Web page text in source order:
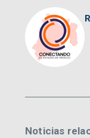
Noticias